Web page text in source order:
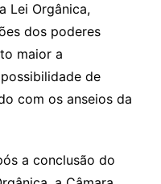
Lei Orgânica,
dos poderes
maior a
de
com os anseios da
a conclusão do